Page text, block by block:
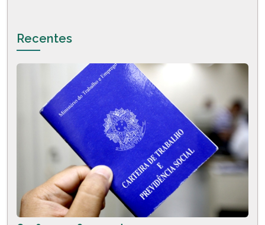
Recentes